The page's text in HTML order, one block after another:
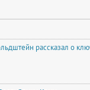
рассказал о